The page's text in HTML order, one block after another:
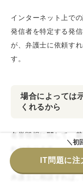
インターネット上で
発信者を特定する発
が、弁護士に依頼す
す。
場合によっては
くれるから
名誉毀損に関して、
れがあります。
＼初
IT問題に